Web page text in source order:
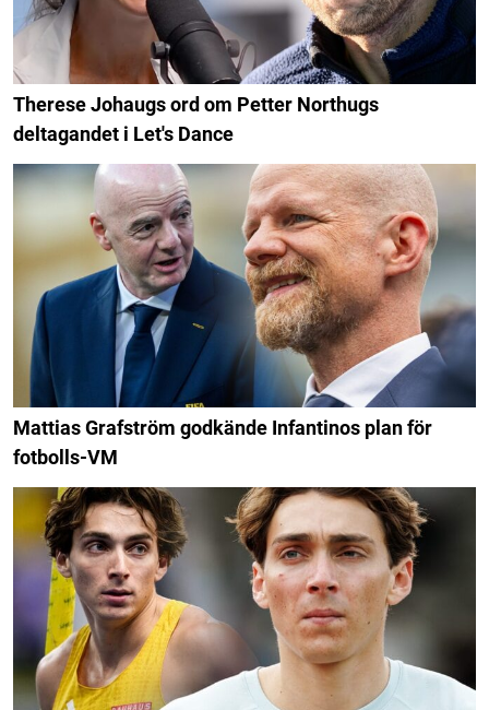
Therese Johaugs ord om Petter Northugs
deltagandet i Let's Dance
Mattias Grafström godkände Infantinos plan för
fotbolls-VM